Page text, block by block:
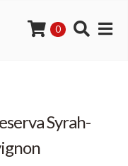
0
Syrah-